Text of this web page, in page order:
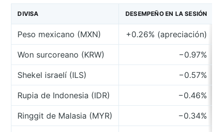
DIVISA DESEMPEÑO EN LA SESIÓN
Peso mexicano (MXN) +0.26% (apreciación)
Won surcoreano (KRW) −0.97%
Shekel israelí (ILS) −0.57%
Rupia de Indonesia (IDR) −0.46%
Ringgit de Malasia (MYR) −0.34%